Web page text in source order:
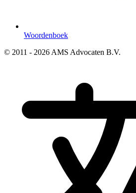
Woordenboek
© 2011 - 2026 AMS Advocaten B.V.